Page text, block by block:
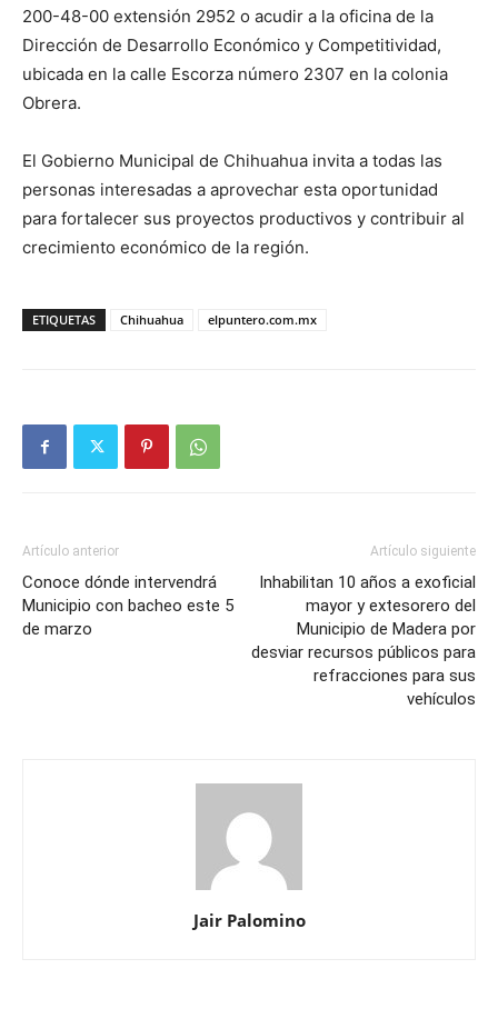
200-48-00 extensión 2952 o acudir a la oficina de la
Dirección de Desarrollo Económico y Competitividad,
ubicada en la calle Escorza número 2307 en la colonia
Obrera.
El Gobierno Municipal de Chihuahua invita a todas las
personas interesadas a aprovechar esta oportunidad
para fortalecer sus proyectos productivos y contribuir al
crecimiento económico de la región.
ETIQUETAS Chihuahua elpuntero.com.mx
Artículo anterior
Conoce dónde intervendrá
Municipio con bacheo este 5
de marzo
Artículo siguiente
Inhabilitan 10 años a exoficial
mayor y extesorero del
Municipio de Madera por
desviar recursos públicos para
refracciones para sus
vehículos
Jair Palomino